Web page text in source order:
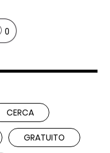
0
CERCA
GRATUITO